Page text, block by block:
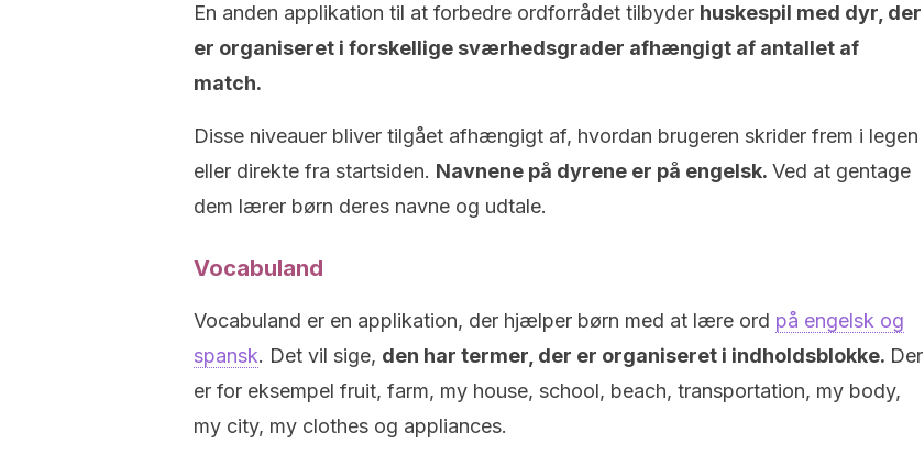
En anden applikation til at forbedre ordforrådet tilbyder huskespil med dyr, der
er organiseret i forskellige sværhedsgrader afhængigt af antallet af
match.
Disse niveauer bliver tilgået afhængigt af, hvordan brugeren skrider frem i legen
eller direkte fra startsiden. Navnene på dyrene er på engelsk. Ved at gentage
dem lærer børn deres navne og udtale.
Vocabuland
Vocabuland er en applikation, der hjælper børn med at lære ord på engelsk og
spansk. Det vil sige, den har termer, der er organiseret i indholdsblokke. Der
er for eksempel fruit, farm, my house, school, beach, transportation, my body,
my city, my clothes og appliances.